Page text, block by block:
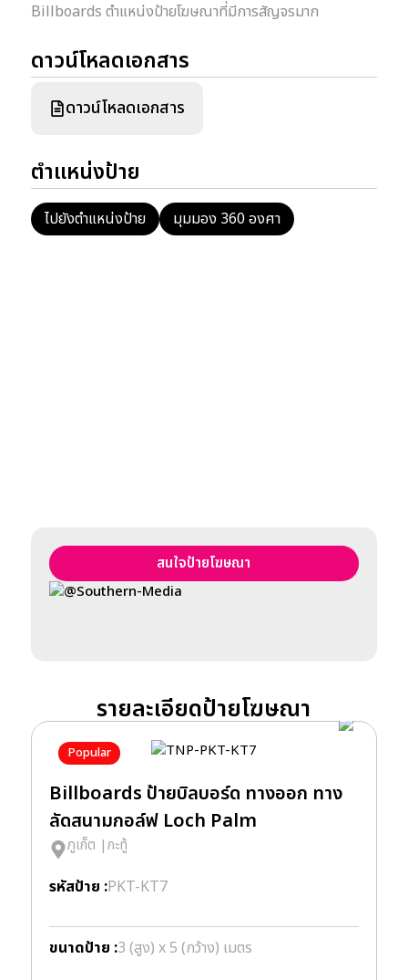
Billboards ตำแหน่งป้ายโฆษณาที่มีการสัญจรมาก
ดาวน์โหลดเอกสาร
ดาวน์โหลดเอกสาร
ตำแหน่งป้าย
ไปยังตำแหน่งป้าย มุมมอง 360 องศา
สนใจป้ายโฆษณา
@Southern-Media
รายละเอียดป้ายโฆษณา
Popular
Billboards ป้ายบิลบอร์ด ทางออก ทาง
ลัดสนามกอล์ฟ Loch Palm
ภูเก็ต | กะทู้
รหัสป้าย :PKT-KT7
ขนาดป้าย :3 (สูง) x 5 (กว้าง) เมตร